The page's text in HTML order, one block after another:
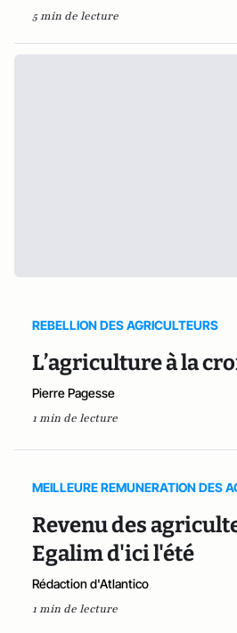
5 min de lecture
REBELLION DES AGRICULTEURS
L’agriculture à la
Pierre Pagesse
1 min de lecture
MEILLEURE REMUNERATION DES
Revenu des
Egalim d'ici l'été
Rédaction d'Atlantico
1 min de lecture